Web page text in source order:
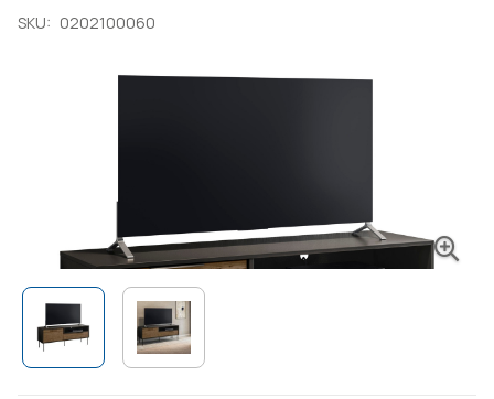
SKU: 0202100060